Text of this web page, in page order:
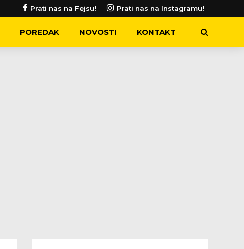
Prati nas na Fejsu! Prati nas na Instagramu!
POREDAK NOVOSTI KONTAKT